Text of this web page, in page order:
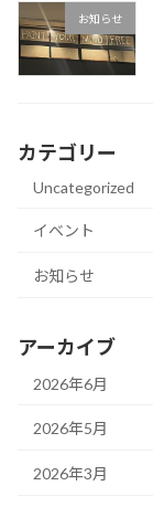
お知らせ
カテゴリー
Uncategorized
イベント
お知らせ
アーカイブ
2026年6月
2026年5月
2026年3月